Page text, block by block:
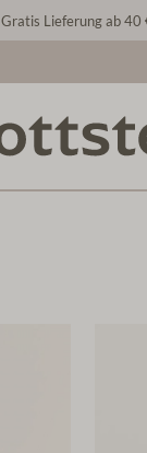
Gratis Lieferung ab 40